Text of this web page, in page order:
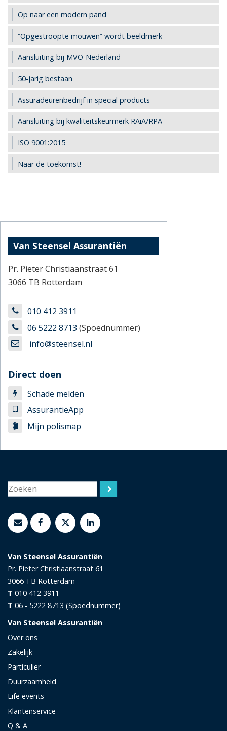
Op naar een modern pand
“Opgestroopte mouwen” wordt beeldmerk
Aansluiting bij MVO-Nederland
50-jarig bestaan
Assuradeurenbedrijf in special products
Aansluiting bij kwaliteitskeurmerk RAiA/RPA
ISO 9001:2015
Naar de toekomst!
Van Steensel Assurantiën
Pr. Pieter Christiaanstraat 61
3066 TB Rotterdam
010 412 3911
06 5222 8713 (Spoednummer)
info@steensel.nl
Direct doen
Schade melden
AssurantieApp
Mijn polismap
Van Steensel Assurantiën
Pr. Pieter Christiaanstraat 61
3066 TB Rotterdam
T 010 412 3911
T 06 - 5222 8713 (Spoednummer)
Van Steensel Assurantiën
Over ons
Zakelijk
Particulier
Duurzaamheid
Life events
Klantenservice
Q & A